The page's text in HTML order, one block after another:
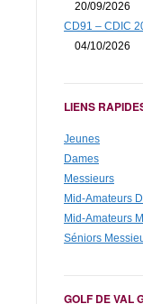
20/09/2026
CD91 – CDIC
04/10/2026
LIENS
Jeunes
Dames
Messieurs
Mid-Amateurs
Mid-Amateurs
Séniors
GOLF DE VAL